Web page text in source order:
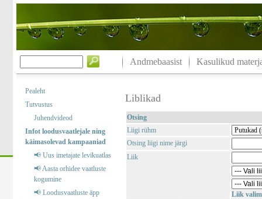
Andmebaasist Kasulikud
Pealeht
Tutvustus
Juhendvideod
Infot loodusvaatlejale ning
käimasolevad kampaaniad
📢 Uus imetajate levikuatlas
📢 Aasta orhidee vaatluste
kogumine
📢 Loodusvaatluste äpp
Liblikad
Otsing
Liigi rühm
Otsing liigi nime järgi
Liik
Liik